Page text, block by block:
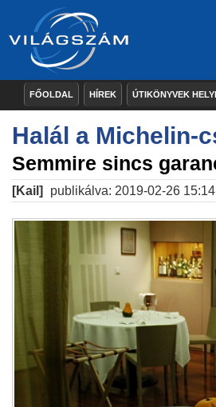
FŐOLDAL HÍREK ÚTIKÖNYVEK
Halál a Michelin-
Semmire sincs
[Kail] publikálva: 2019-02-26